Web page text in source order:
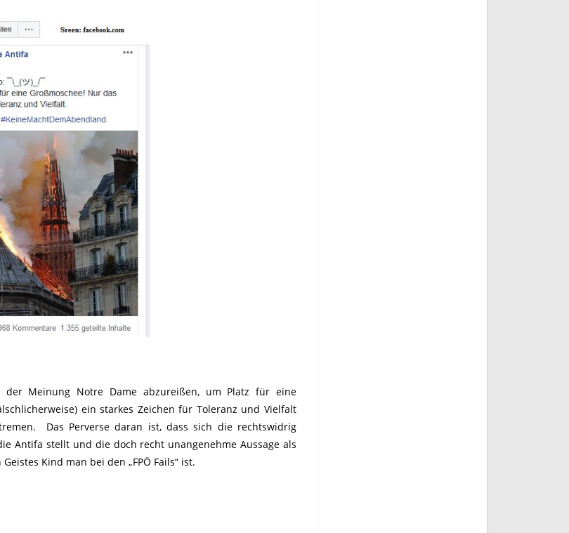
Meinung Notre Dame abzureißen, um Platz für eine
ein starkes Zeichen für Toleranz und Vielfalt
Das Perverse daran ist, dass sich die rechtswidrig
Antifa stellt und die doch recht unangenehme Aussage als
Kind man bei den „FPÖ Fails“ ist.